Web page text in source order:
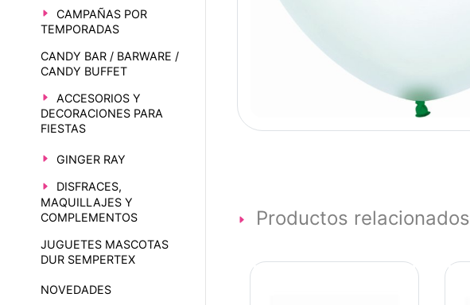
CAMPAÑAS POR
TEMPORADAS
CANDY BAR / BARWARE /
CANDY BUFFET
ACCESORIOS Y
DECORACIONES PARA
FIESTAS
GINGER RAY
DISFRACES,
MAQUILLAJES Y
COMPLEMENTOS
JUGUETES MASCOTAS
DUR SEMPERTEX
NOVEDADES
Productos relacionados